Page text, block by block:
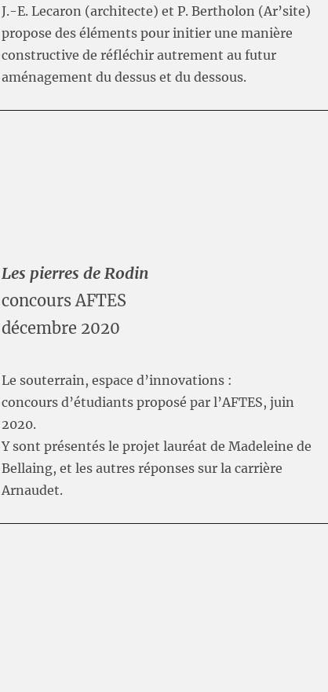
J.-E. Lecaron (architecte) et P. Bertholon (Ar’site)
propose des éléments pour initier une manière
constructive de réfléchir autrement au futur
aménagement du dessus et du dessous.
Les pierres de Rodin
concours AFTES
décembre 2020
Le souterrain, espace d’innovations :
concours d’étudiants proposé par l’AFTES, juin
2020.
Y sont présentés le projet lauréat de Madeleine de
Bellaing, et les autres réponses sur la carrière
Arnaudet.